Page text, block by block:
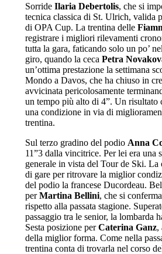
Sorride Ilaria Debertolis, che si
tecnica classica di St. Ulrich, valida
di OPA Cup. La trentina delle
registrare i migliori rilevamenti
tutta la gara, faticando solo un po’
giro, quando la ceca Petra
un’ottima prestazione la settimana
Mondo a Davos, che ha chiuso in
avvicinata pericolosamente
un tempo più alto di 4”. Un risultato
una condizione in via di
trentina.
Sul terzo gradino del podio Anna
11”3 dalla vincitrice. Per lei era una
generale in vista del Tour de Ski. La
di gare per ritrovare la miglior
del podio la francese Ducordeau.
perMartina Bellini, che si
rispetto alla passata stagione.
passaggio tra le senior, la lombarda
Sesta posizione perCaterina Ganz,
della miglior forma. Come nella
trentina conta di trovarla nel corso